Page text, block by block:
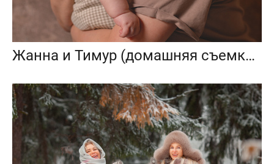
Жанна и Тимур (домашняя съемка с фотофоном и дополнительным светом)